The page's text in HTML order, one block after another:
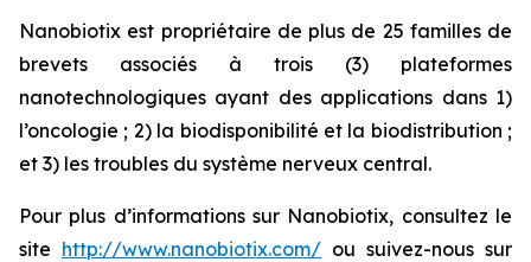
Nanobiotix est propriétaire de plus de 25 familles de
brevets associés à trois (3) plateformes
nanotechnologiques ayant des applications dans 1)
l’oncologie ; 2) la biodisponibilité et la biodistribution ;
et 3) les troubles du système nerveux central.
Pour plus d’informations sur Nanobiotix, consultez le
site http://www.nanobiotix.com/ ou suivez-nous sur